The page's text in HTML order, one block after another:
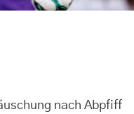
nach Abpfiff